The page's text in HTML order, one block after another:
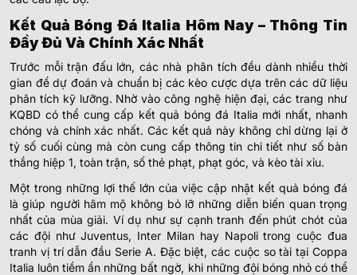
Kết Quả Bóng Đá Italia Hôm Nay – Thông Tin
Đầy Đủ Và Chính Xác Nhất
Trước mỗi trận đấu lớn, các nhà phân tích đều dành nhiều thời
gian để dự đoán và chuẩn bị các kèo cược dựa trên các dữ liệu
phân tích kỹ lưỡng. Nhờ vào công nghệ hiện đại, các trang như
KQBD có thể cung cấp kết quả bóng đá Italia mới nhất, nhanh
chóng và chính xác nhất. Các kết quả này không chỉ dừng lại ở
tỷ số cuối cùng mà còn cung cấp thông tin chi tiết như số bàn
thắng hiệp 1, toàn trận, số thẻ phạt, phạt góc, và kèo tài xỉu.
Một trong những lợi thế lớn của việc cập nhật kết quả bóng đá
là giúp người hâm mộ không bỏ lỡ những diễn biến quan trọng
nhất của mùa giải. Ví dụ như sự cạnh tranh đến phút chót của
các đội như Juventus, Inter Milan hay Napoli trong cuộc đua
tranh vị trí dẫn đầu Serie A. Đặc biệt, các cuộc so tài tại Coppa
Italia luôn tiềm ẩn những bất ngờ, khi những đội bóng nhỏ có thể